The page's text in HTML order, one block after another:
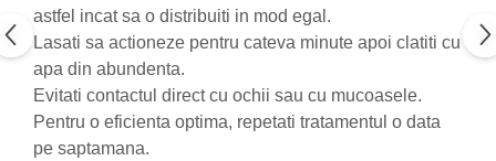
Rohto Pharmaceuticals Co (4
produse)
Rolly Brush - Mr.White (10
produse)
Romvac - Imunoinstant (20
produse)
astfel incat sa o distribuiti in mod egal.
Lasati sa actioneze pentru cateva minute apoi clatiti cu
apa din abundenta.
Evitati contactul direct cu ochii sau cu mucoasele.
Pentru o eficienta optima, repetati tratamentul o data
pe saptamana.